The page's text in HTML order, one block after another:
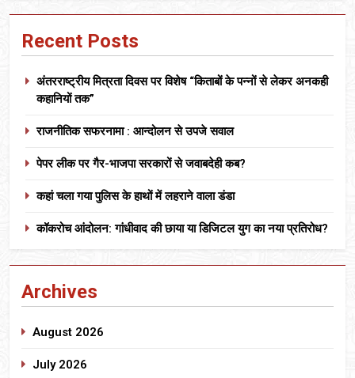
Recent Posts
अंतरराष्ट्रीय मित्रता दिवस पर विशेष “किताबों के पन्नों से लेकर अनकही
कहानियों तक”
राजनीतिक सफरनामा : आन्दोलन से उपजे सवाल
पेपर लीक पर गैर-भाजपा सरकारों से जवाबदेही कब?
कहां चला गया पुलिस के हाथों में लहराने वाला डंडा
कॉकरोच आंदोलन: गांधीवाद की छाया या डिजिटल युग का नया प्रतिरोध?
Archives
August 2026
July 2026